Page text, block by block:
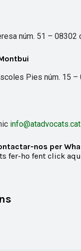
núm. 51 – 08302
Pies núm. 15 –
info@atadvocats.cat
nos per
fer-ho fent click